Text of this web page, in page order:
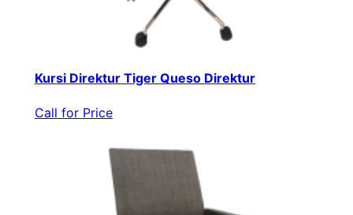
Kursi Direktur Tiger Queso Direktur
Call for Price